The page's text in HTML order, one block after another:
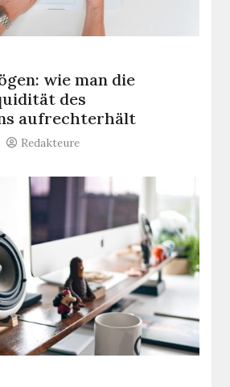
wie man die
des
aufrechterhält
Redakteure